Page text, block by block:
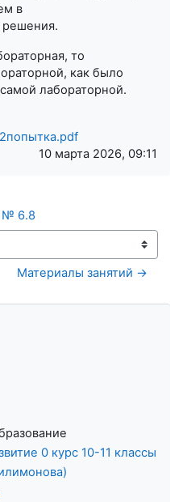
в
решения.
то
как было
лабораторной.
10 марта 2026, 09:11
№ 6.8
Материалы занятий →
0 курс 10-11 классы